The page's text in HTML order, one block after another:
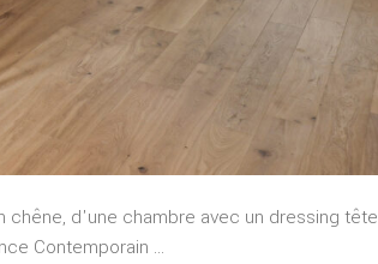
chêne, d'une chambre avec un dressing tête
Contemporain ...